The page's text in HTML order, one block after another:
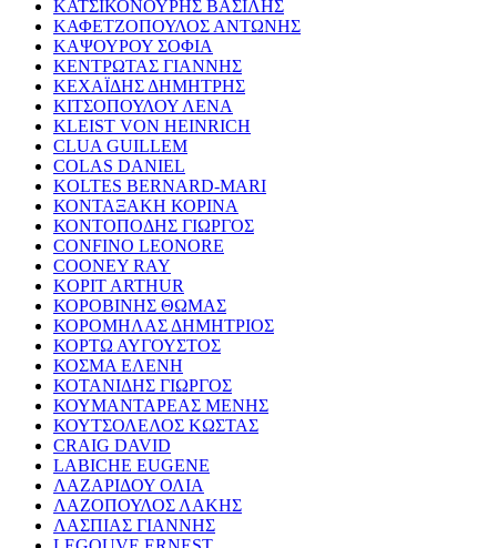
ΚΑΤΣΙΚΟΝΟΥΡΗΣ ΒΑΣΙΛΗΣ
ΚΑΦΕΤΖΟΠΟΥΛΟΣ ΑΝΤΩΝΗΣ
ΚΑΨΟΥΡΟΥ ΣΟΦΙΑ
ΚΕΝΤΡΩΤΑΣ ΓΙΑΝΝΗΣ
ΚΕΧΑΪΔΗΣ ΔΗΜΗΤΡΗΣ
ΚΙΤΣΟΠΟΥΛΟΥ ΛΕΝΑ
KLEIST VON HEINRICH
CLUA GUILLEM
COLAS DANIEL
KOLTES BERNARD-MARI
ΚΟΝΤΑΞΑΚΗ ΚΟΡΙΝΑ
ΚΟΝΤΟΠΟΔΗΣ ΓΙΩΡΓΟΣ
CONFINO LEONORE
COONEY RAY
KOPIT ARTHUR
ΚΟΡΟΒΙΝΗΣ ΘΩΜΑΣ
ΚΟΡΟΜΗΛΑΣ ΔΗΜΗΤΡΙΟΣ
ΚΟΡΤΩ ΑΥΓΟΥΣΤΟΣ
ΚΟΣΜΑ ΕΛΕΝΗ
ΚΟΤΑΝΙΔΗΣ ΓΙΩΡΓΟΣ
ΚΟΥΜΑΝΤΑΡΕΑΣ ΜΕΝΗΣ
ΚΟΥΤΣΟΛΕΛΟΣ ΚΩΣΤΑΣ
CRAIG DAVID
LABICHE EUGENE
ΛΑΖΑΡΙΔΟΥ ΟΛΙΑ
ΛΑΖΟΠΟΥΛΟΣ ΛΑΚΗΣ
ΛΑΣΠΙΑΣ ΓΙΑΝΝΗΣ